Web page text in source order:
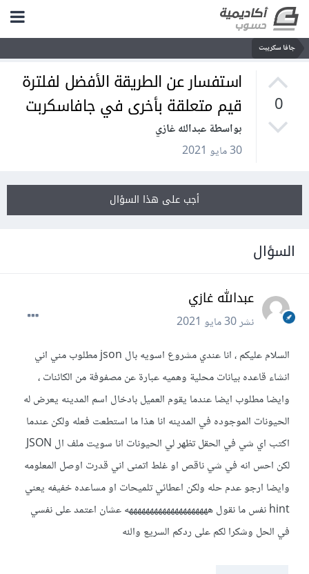
جافا سكريبت
0
استفسار عن الطريقة الأفضل لفلترة
قيم متعلقة بأخرى في جافاسكربت
بواسطة عبدالله غازي
30 مايو 2021
أجب على هذا السؤال
السؤال
عبدالله غازي
نشر30 مايو 2021
السلام عليكم ، انا عندي مشروع اسويه بال json مطلوب مني اني
انشاء قاعده بيانات محلية وهميه عبارة عن مصفوفة من الكائنات ،
وايضا مطلوب ايضا عندما يقوم العميل بادخال اسم المدينه يعرض له
الحيونات الموجوده في المدينه انا هذا ما استطعت فعله ولكن عندما
اكتب اي شي في الحقل تظهر لي الحيونات انا سويت ملف ال JSON
لكن احس انه في شي ناقص او غلط اتمنى اني قدرت اوصل المعلومه
وايضا ارجو عدم حله ولكن اعطائي تلميحات او مساعده خفيفه يعني
hint نفس ما نقول ههههههههههههههههههههه عشان اعتمد على نفسي
في الحل وشكرا لكم على ردكم السريع والله